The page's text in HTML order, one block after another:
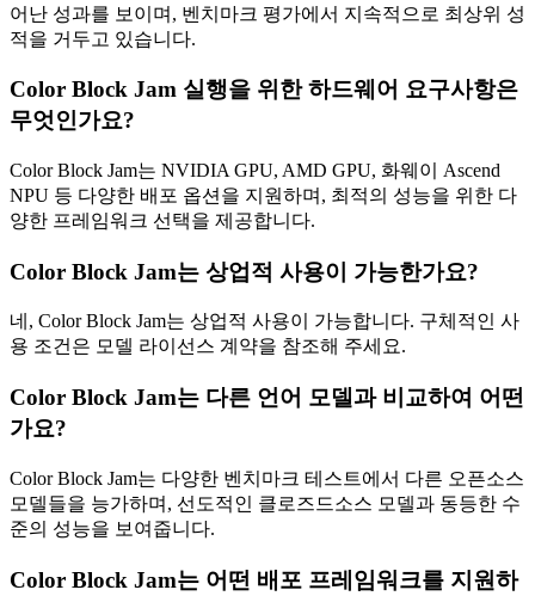
어난 성과를 보이며, 벤치마크 평가에서 지속적으로 최상위 성
적을 거두고 있습니다.
Color Block Jam 실행을 위한 하드웨어 요구사항은
무엇인가요?
Color Block Jam는 NVIDIA GPU, AMD GPU, 화웨이 Ascend
NPU 등 다양한 배포 옵션을 지원하며, 최적의 성능을 위한 다
양한 프레임워크 선택을 제공합니다.
Color Block Jam는 상업적 사용이 가능한가요?
네, Color Block Jam는 상업적 사용이 가능합니다. 구체적인 사
용 조건은 모델 라이선스 계약을 참조해 주세요.
Color Block Jam는 다른 언어 모델과 비교하여 어떤
가요?
Color Block Jam는 다양한 벤치마크 테스트에서 다른 오픈소스
모델들을 능가하며, 선도적인 클로즈드소스 모델과 동등한 수
준의 성능을 보여줍니다.
Color Block Jam는 어떤 배포 프레임워크를 지원하